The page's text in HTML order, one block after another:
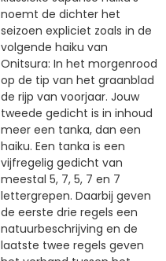
noemt de dichter het
seizoen expliciet zoals in de
volgende haiku van
Onitsura: In het morgenrood
op de tip van het graanblad
de rijp van voorjaar. Jouw
tweede gedicht is in inhoud
meer een tanka, dan een
haiku. Een tanka is een
vijfregelig gedicht van
meestal 5, 7, 5, 7 en 7
lettergrepen. Daarbij geven
de eerste drie regels een
natuurbeschrijving en de
laatste twee regels geven